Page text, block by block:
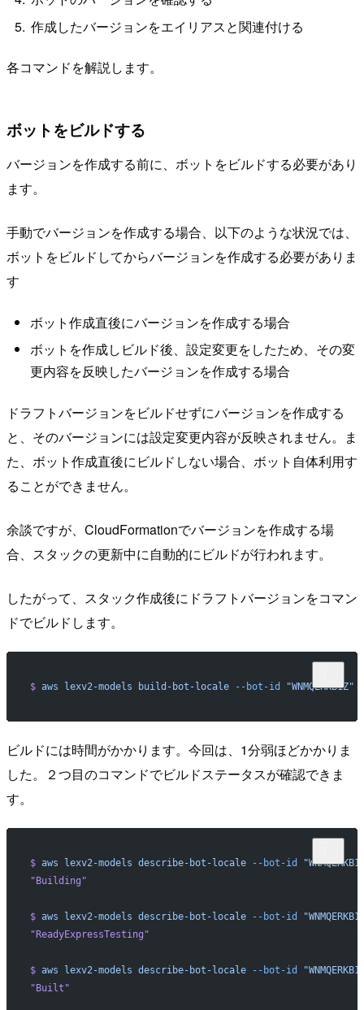
作成したバージョンをエイリアスと関連付ける
各コマンドを解説します。
ボットをビルドする
バージョンを作成する前に、ボットをビルドする必要があり
ます。
手動でバージョンを作成する場合、以下のような状況では、
ボットをビルドしてからバージョンを作成する必要がありま
す
ボット作成直後にバージョンを作成する場合
ボットを作成しビルド後、設定変更をしたため、その変
更内容を反映したバージョンを作成する場合
ドラフトバージョンをビルドせずにバージョンを作成する
と、そのバージョンには設定変更内容が反映されません。ま
た、ボット作成直後にビルドしない場合、ボット自体利用す
ることができません。
余談ですが、CloudFormationでバージョンを作成する場
合、スタックの更新中に自動的にビルドが行われます。
したがって、スタック作成後にドラフトバージョンをコマン
ドでビルドします。
$ aws lexv2-models build-bot-locale --bot-id "WNMQERKB1Z"
ビルドには時間がかかります。今回は、1分弱ほどかかりま
した。２つ目のコマンドでビルドステータスが確認できま
す。
$ aws lexv2-models describe-bot-locale --bot-id
"Building"
$ aws lexv2-models describe-bot-locale --bot-id
"ReadyExpressTesting"
$ aws lexv2-models describe-bot-locale --bot-id
"Built"